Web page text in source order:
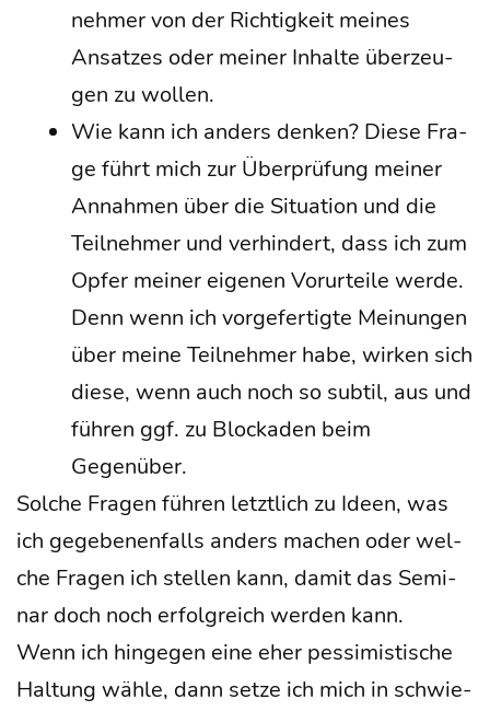
neh­mer von der Rich­tig­keit mei­nes
Ansat­zes oder mei­ner Inhal­te über­zeu­
gen zu wol­len.
Wie kann ich anders den­ken? Die­se Fra­
ge führt mich zur Über­prü­fung mei­ner
Annah­men über die Situa­ti­on und die
Teil­neh­mer und ver­hin­dert, dass ich zum
Opfer mei­ner eige­nen Vor­ur­tei­le wer­de.
Denn wenn ich vor­ge­fer­tig­te Mei­nun­gen
über mei­ne Teil­neh­mer habe, wir­ken sich
die­se, wenn auch noch so sub­til, aus und
füh­ren ggf. zu Blo­cka­den beim
Gegenüber.
Sol­che Fra­gen füh­ren letzt­lich zu Ideen, was
ich gege­be­nen­falls anders machen oder wel­
che Fra­gen ich stel­len kann, damit das Semi­
nar doch noch erfolg­reich wer­den kann.
Wenn ich hin­ge­gen eine eher pes­si­mis­ti­sche
Hal­tung wäh­le, dann set­ze ich mich in schwie­